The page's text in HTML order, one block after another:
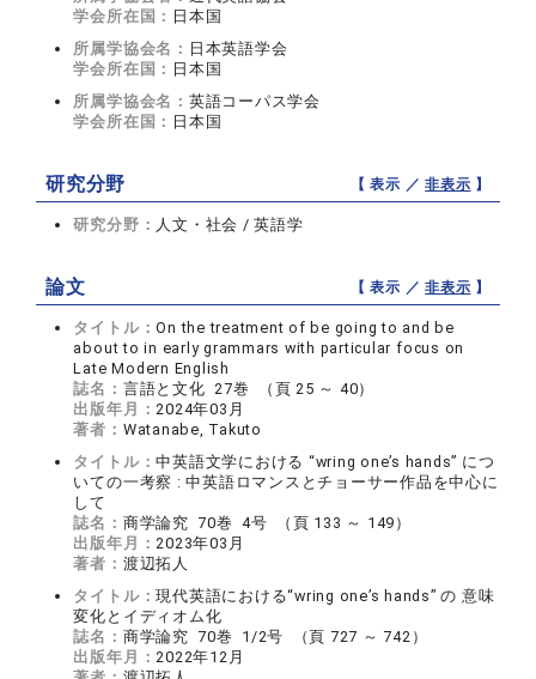
学会所在国： 日本国
所属学協会名： 日本英語学会
学会所在国： 日本国
所属学協会名： 英語コーパス学会
学会所在国： 日本国
研究分野 【 表示 ／非表示 】
研究分野： 人文・社会 / 英語学
論文 【 表示 ／非表示 】
タイトル：On the treatment of be going to and be
about to in early grammars with particular focus on
Late Modern English
誌名： 言語と文化 27巻 （頁 25 ～ 40）
出版年月：2024年03月
著者： Watanabe, Takuto
タイトル：中英語文学における “wring one’s hands” につ
いての一考察 : 中英語ロマンスとチョーサー作品を中心に
して
誌名： 商学論究 70巻 4号 （頁 133 ～ 149）
出版年月：2023年03月
著者： 渡辺拓人
タイトル：現代英語における“wring one’s hands” の 意味
変化とイディオム化
誌名： 商学論究 70巻 1/2号 （頁 727 ～ 742）
出版年月：2022年12月